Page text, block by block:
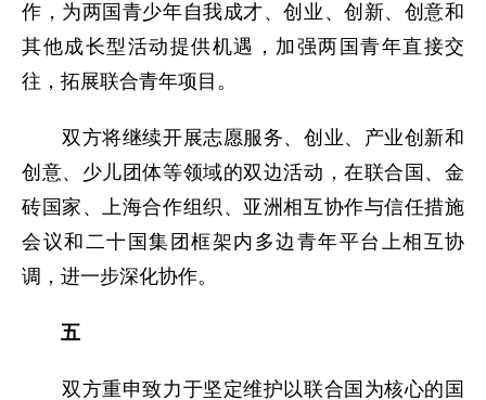
作，为两国青少年自我成才、创业、创新、创意和
其他成长型活动提供机遇，加强两国青年直接交
往，拓展联合青年项目。
双方将继续开展志愿服务、创业、产业创新和
创意、少儿团体等领域的双边活动，在联合国、金
砖国家、上海合作组织、亚洲相互协作与信任措施
会议和二十国集团框架内多边青年平台上相互协
调，进一步深化协作。
五
双方重申致力于坚定维护以联合国为核心的国